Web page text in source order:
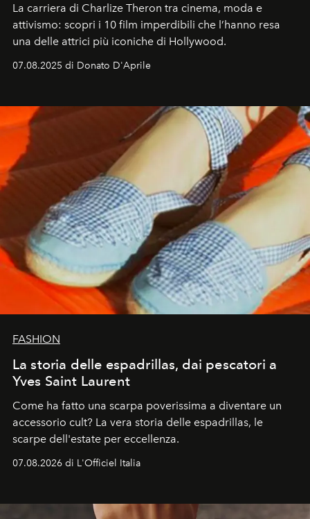
La carriera di Charlize Theron tra cinema, moda e
attivismo: scopri i 10 film imperdibili che l’hanno resa
una delle attrici più iconiche di Hollywood.
07.08.2025 di Donato D'Aprile
FASHION
La storia delle espadrillas, dai pescatori a
Yves Saint Laurent
Come ha fatto una scarpa poverissima a diventare un
accessorio cult? La vera storia delle espadrillas, le
scarpe dell'estate per eccellenza.
07.08.2026 di L'Officiel Italia